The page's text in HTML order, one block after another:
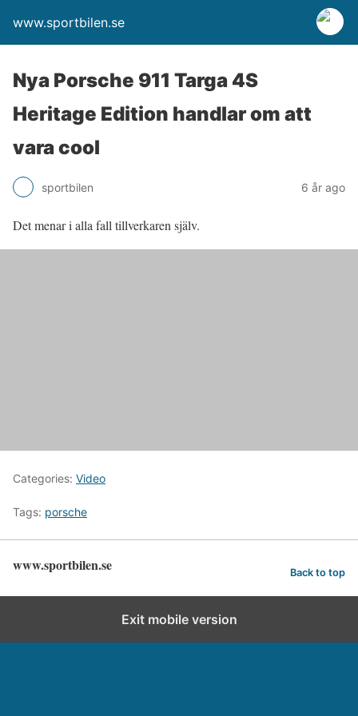
www.sportbilen.se
Nya Porsche 911 Targa 4S
Heritage Edition handlar om att
vara cool
sportbilen 6 år ago
Det menar i alla fall tillverkaren själv.
Categories: Video
Tags: porsche
www.sportbilen.se Back to top
Exit mobile version